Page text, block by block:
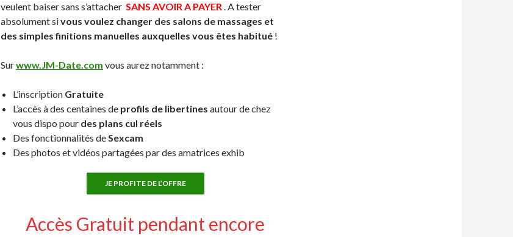
veulent baiser sans s’attacher SANS AVOIR A PAYER. A tester
absolument sivous voulez changer des salons de massages et
des simples finitions manuelles auxquelles vous êtes habitué !
Surwww.JM-Date.com vous aurez notamment :
L’inscription Gratuite
L’accès à des centaines de profils de libertines autour de chez
vous dispo pour des plans cul réels
Des fonctionnalités deSexcam
Des photos et vidéos partagées par des amatrices exhib
JE PROFITE DE L’OFFRE
Accès Gratuit pendant encore